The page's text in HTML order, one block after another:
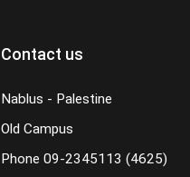
Contact us
Nablus - Palestine
Old Campus
Phone 09-2345113 (4625)